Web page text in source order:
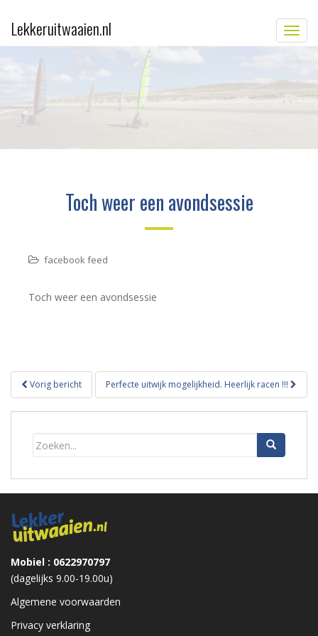
Lekkeruitwaaien.nl
Toch weer een avondsessie
facebook feed
Toch weer een avondsessie
Bericht
navigatie
Vorig bericht Perfecte uitwijk mogelijkheid. Heerlijk racen !!!
Mobiel : 0622970797
(dagelijks 9.00-19.00u)
Algemene voorwaarden
Privacy verklaring